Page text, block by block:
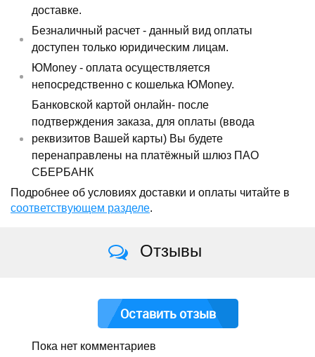
доставке.
Безналичный расчет - данный вид оплаты
доступен только юридическим лицам.
ЮMoney - оплата осуществляется
непосредственно с кошелька ЮMoney.
Банковской картой онлайн- после
подтверждения заказа, для оплаты (ввода
реквизитов Вашей карты) Вы будете
перенаправлены на платёжный шлюз ПАО
СБЕРБАНК
Подробнее об условиях доставки и оплаты читайте в
соответствующем разделе.
Отзывы
Оставить отзыв
Пока нет комментариев